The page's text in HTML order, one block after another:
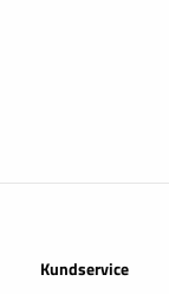
Kundservice